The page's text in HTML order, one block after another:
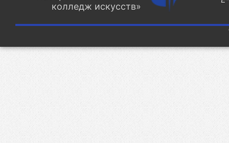
колледж искусств»